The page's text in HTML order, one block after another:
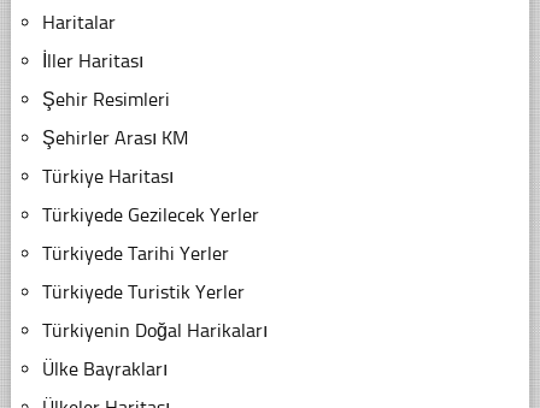
Haritalar
İller Haritası
Şehir Resimleri
Şehirler Arası KM
Türkiye Haritası
Türkiyede Gezilecek Yerler
Türkiyede Tarihi Yerler
Türkiyede Turistik Yerler
Türkiyenin Doğal Harikaları
Ülke Bayrakları